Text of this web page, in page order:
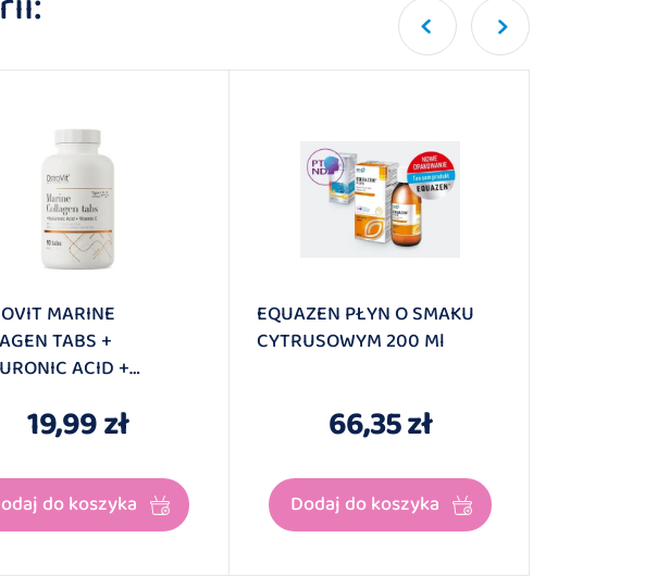
MARINE
TABS +
ACID +
19,99 zł
do koszyka
EQUAZEN PŁYN O SMAKU
CYTRUSOWYM 200 Ml
66,35 zł
Dodaj do koszyka